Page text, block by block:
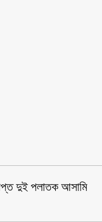
দুই পলাতক আসামি